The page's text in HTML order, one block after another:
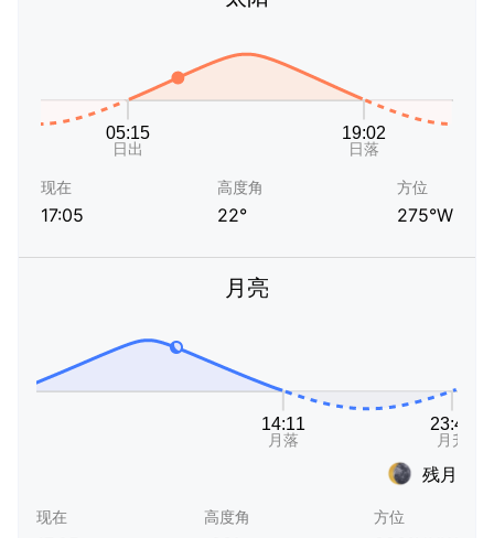
现在
17:05
高度角
22°
方位
275°W
月亮
残月
现在 高度角 方位